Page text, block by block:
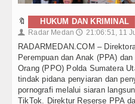
🔖 HUKUM DAN KRIMINAL
👤 Radar Medan 🕔 21:06:51, 11
RADARMEDAN.COM –
Perempuan dan Anak (PPA)
Orang (PPO) Polda Sumatera
tindak pidana penyiaran dan
pornografi melalui siaran
TikTok. Direktur Reserse PPA